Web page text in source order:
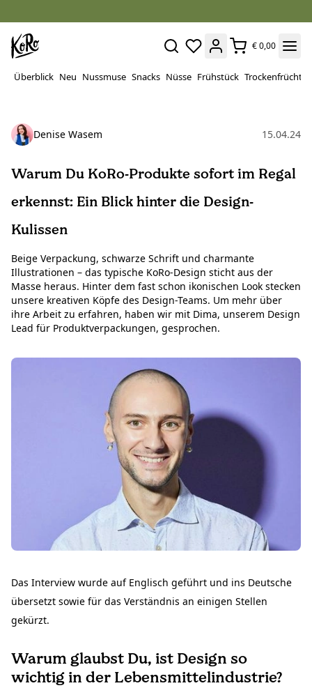
€ 0,00
Überblick Neu Nussmuse Snacks Nüsse Frühstück Trockenfrüchte
Denise Wasem 15.04.24
Warum Du KoRo-Produkte sofort im Regal
erkennst: Ein Blick hinter die Design-
Kulissen
Beige Verpackung, schwarze Schrift und charmante
Illustrationen – das typische KoRo-Design sticht aus der
Masse heraus. Hinter dem fast schon ikonischen Look stecken
unsere kreativen Köpfe des Design-Teams. Um mehr über
ihre Arbeit zu erfahren, haben wir mit Dima, unserem Design
Lead für Produktverpackungen, gesprochen.
Das Interview wurde auf Englisch geführt und ins Deutsche
übersetzt sowie für das Verständnis an einigen Stellen
gekürzt.
Warum glaubst Du, ist Design so
wichtig in der Lebensmittelindustrie?